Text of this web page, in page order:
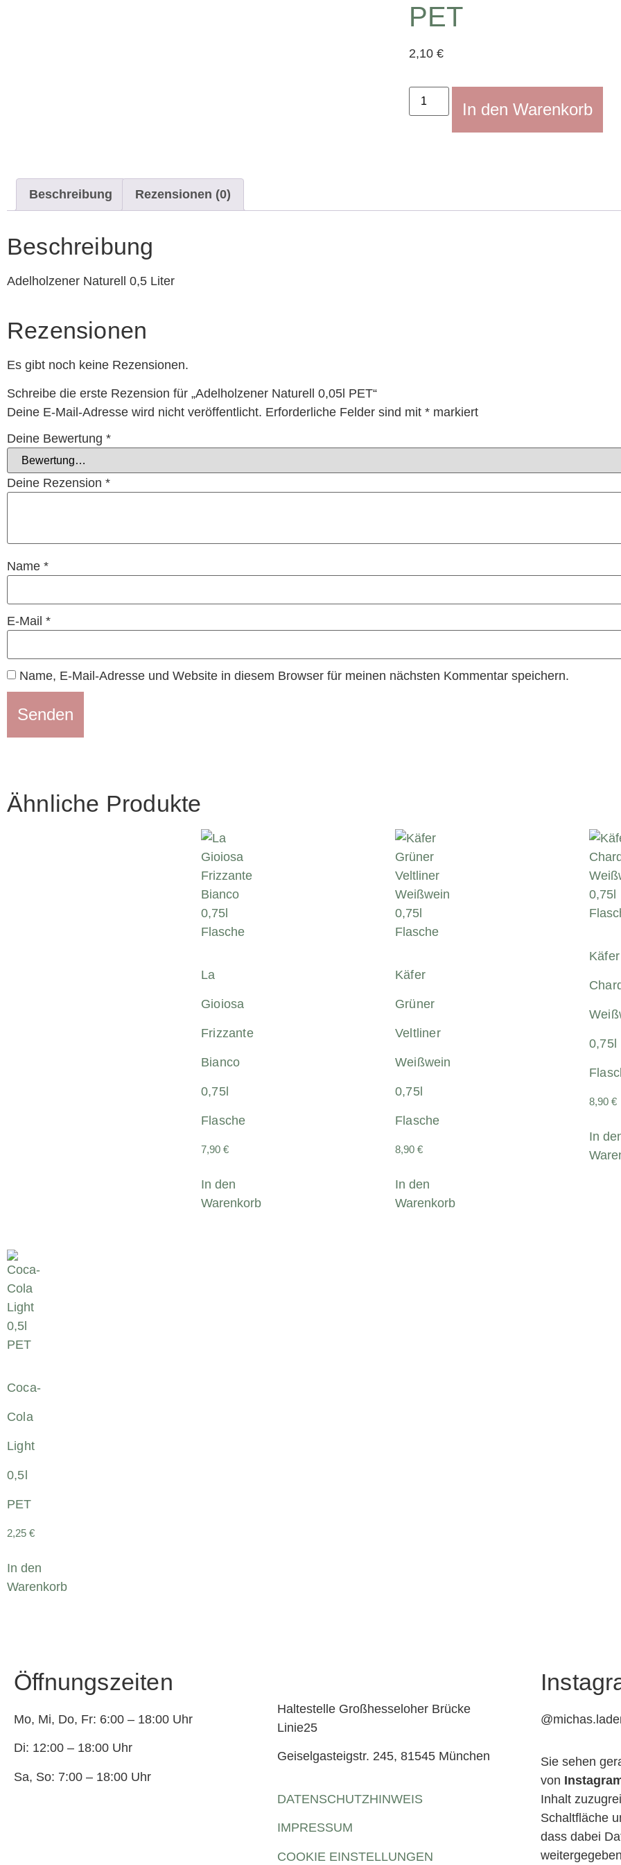
PET
2,10 €
In den Warenkorb
Beschreibung Rezensionen (0)
Beschreibung
Adelholzener Naturell 0,5 Liter
Rezensionen
Es gibt noch keine Rezensionen.
Schreibe die erste Rezension für „Adelholzener Naturell 0,05l PET“
Deine E-Mail-Adresse wird nicht veröffentlicht. Erforderliche Felder sind mit * markiert
Deine Bewertung *
Deine Rezension *
Name *
E-Mail *
Name, E-Mail-Adresse und Website in diesem Browser für meinen nächsten Kommentar speichern.
Ähnliche Produkte
La
Gioiosa
Frizzante
Bianco
0,75l
Flasche
7,90 €
In den
Warenkorb
Käfer
Grüner
Veltliner
Weißwein
0,75l
Flasche
8,90 €
In den
Warenkorb
Käfer
0,75l
8,90 €
In
Coca-
Cola
Light
0,5l
PET
2,25 €
In den
Warenkorb
Öffnungszeiten
Mo, Mi, Do, Fr: 6:00 – 18:00 Uhr
Di: 12:00 – 18:00 Uhr
Sa, So: 7:00 – 18:00 Uhr
Haltestelle Großhesseloher Brücke
Linie25
Geiselgasteigstr. 245, 81545 München
DATENSCHUTZHINWEIS
IMPRESSUM
COOKIE EINSTELLUNGEN
Sie sehen
von
Inhalt
Schaltfläche
dass dabei